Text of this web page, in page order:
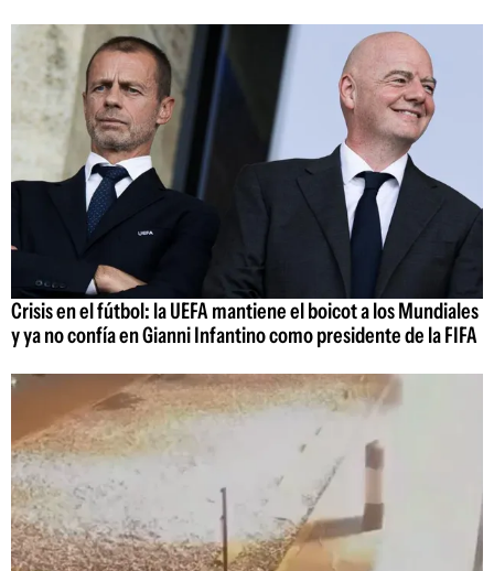
Crisis en el fútbol: la UEFA mantiene el boicot a los Mundiales
y ya no confía en Gianni Infantino como presidente de la FIFA